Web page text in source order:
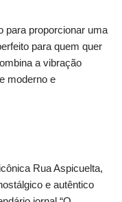
para proporcionar uma
para quem quer
a vibração
moderno e
Rua Aspicuelta,
e autêntico